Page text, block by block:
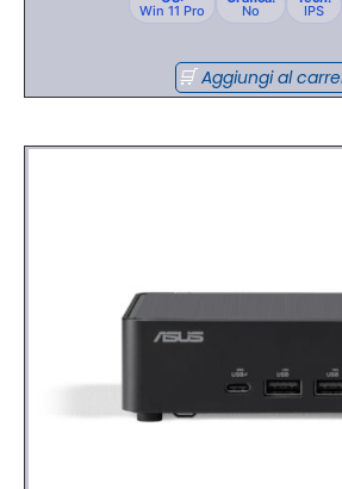
Win 11 Pro No IPS
Aggiungi al